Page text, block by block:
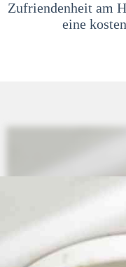
Zufriendenheit am
eine